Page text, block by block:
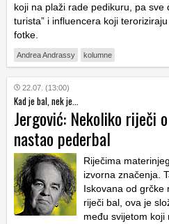
koji na plaži rade pedikuru, pa sve
turista” i influencera koji
fotke.
Andrea Andrassy kolumne
22.07. (13:00)
Kad je bal, nek je...
Jergović: Nekoliko riječi
nastao pederbal
Riječima
izvorna značenja.
Iskovana od grčke
riječi bal, ova je
među svijetom